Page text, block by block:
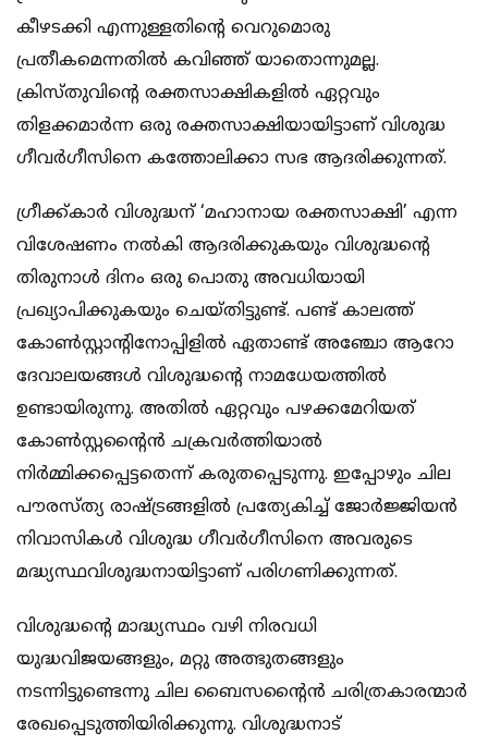
കീഴടക്കി എന്നുള്ളതിന്റെ വെറുമൊരു
പ്രതീകമെന്നതില്‍ കവിഞ്ഞ് യാതൊന്നുമല്ല.
ക്രിസ്തുവിന്റെ രക്തസാക്ഷികളില്‍ ഏറ്റവും
തിളക്കമാര്‍ന്ന ഒരു രക്തസാക്ഷിയായിട്ടാണ് വിശുദ്ധ
ഗീവര്‍ഗീസിനെ കത്തോലിക്കാ സഭ ആദരിക്കുന്നത്.
ഗ്രീക്ക്കാര്‍ വിശുദ്ധന് ‘മഹാനായ രക്തസാക്ഷി’ എന്ന
വിശേഷണം നല്‍കി ആദരിക്കുകയും വിശുദ്ധന്റെ
തിരുനാള്‍ ദിനം ഒരു പൊതു അവധിയായി
പ്രഖ്യാപിക്കുകയും ചെയ്തിട്ടുണ്ട്. പണ്ട് കാലത്ത്
കോണ്‍സ്റ്റാന്റിനോപ്പിളില്‍ ഏതാണ്ട് അഞ്ചോ ആറോ
ദേവാലയങ്ങള്‍ വിശുദ്ധന്റെ നാമധേയത്തില്‍
ഉണ്ടായിരുന്നു. അതില്‍ ഏറ്റവും പഴക്കമേറിയത്
കോണ്‍സ്റ്റന്റൈന്‍ ചക്രവര്‍ത്തിയാല്‍
നിര്‍മ്മിക്കപ്പെട്ടതെന്ന് കരുതപ്പെടുന്നു. ഇപ്പോഴും ചില
പൗരസ്ത്യ രാഷ്ട്രങ്ങളില്‍ പ്രത്യേകിച്ച് ജോര്‍ജ്ജിയന്‍
നിവാസികള്‍ വിശുദ്ധ ഗീവര്‍ഗീസിനെ അവരുടെ
മദ്ധ്യസ്ഥവിശുദ്ധനായിട്ടാണ് പരിഗണിക്കുന്നത്.
വിശുദ്ധന്റെ മാദ്ധ്യസ്ഥം വഴി നിരവധി
യുദ്ധവിജയങ്ങളും, മറ്റു അത്ഭുതങ്ങളും
നടന്നിട്ടുണ്ടെന്നു ചില ബൈസന്റൈന്‍ ചരിത്രകാരന്മാര്‍
രേഖപ്പെടുത്തിയിരിക്കുന്നു. വിശുദ്ധനാട്